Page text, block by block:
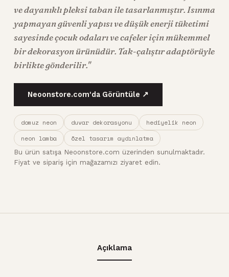
ve dayanıklı pleksi taban ile tasarlanmıştır. Isınma
yapmayan güvenli yapısı ve düşük enerji tüketimi
sayesinde çocuk odaları ve cafeler için mükemmel
bir dekorasyon ürünüdür. Tak-çalıştır adaptörüyle
birlikte gönderilir."
Neoonstore.com'da Görüntüle ↗
domuz neon duvar dekorasyonu
hediyelik neon
neon lamba
özel tasarım aydınlatma
Bu ürün satışa Neoonstore.com üzerinden sunulmaktadır.
Fiyat ve sipariş için mağazamızı ziyaret edin.
Açıklama